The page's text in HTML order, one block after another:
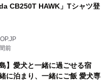
CB250T HAWK」Tシャツ登
前
島】愛犬と一緒に過ごせる宿
に泊まり、一緒にご飯 愛犬専